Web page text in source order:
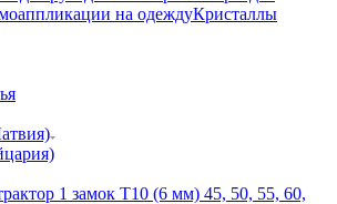
на одеждуКристаллы
1 замок Т10 (6 мм) 45, 50, 55, 60,